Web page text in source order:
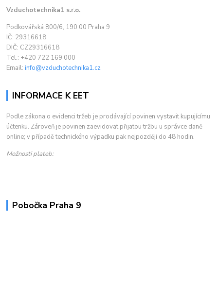
Vzduchotechnika1 s.r.o.
Podkovářská 800/6, 190 00 Praha 9
IČ: 29316618
DIČ: CZ29316618
Tel.: +420 722 169 000
Email:info@vzduchotechnika1.cz
INFORMACE K EET
Podle zákona o evidenci tržeb je prodávající povinen vystavit kupujícímu
účtenku. Zároveň je povinen zaevidovat přijatou tržbu u správce daně
online; v případě technického výpadku pak nejpozději do 48 hodin.
Možnosti plateb:
Pobočka Praha 9